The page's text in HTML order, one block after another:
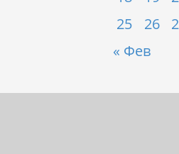
« Фев
25
26